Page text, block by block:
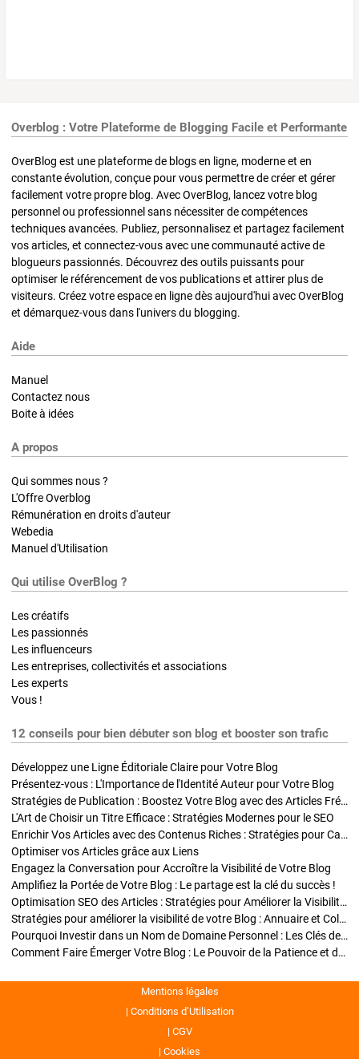
Overblog : Votre Plateforme de Blogging Facile et Performante
OverBlog est une plateforme de blogs en ligne, moderne et en
constante évolution, conçue pour vous permettre de créer et gérer
facilement votre propre blog. Avec OverBlog, lancez votre blog
personnel ou professionnel sans nécessiter de compétences
techniques avancées. Publiez, personnalisez et partagez facilement
vos articles, et connectez-vous avec une communauté active de
blogueurs passionnés. Découvrez des outils puissants pour
optimiser le référencement de vos publications et attirer plus de
visiteurs. Créez votre espace en ligne dès aujourd'hui avec OverBlog
et démarquez-vous dans l'univers du blogging.
Aide
Manuel
Contactez nous
Boite à idées
A propos
Qui sommes nous ?
L'Offre Overblog
Rémunération en droits d'auteur
Webedia
Manuel d'Utilisation
Qui utilise OverBlog ?
Les créatifs
Les passionnés
Les influenceurs
Les entreprises, collectivités et associations
Les experts
Vous !
12 conseils pour bien débuter son blog et booster son trafic
Développez une Ligne Éditoriale Claire pour Votre Blog
Présentez-vous : L'Importance de l'Identité Auteur pour Votre Blog
Stratégies de Publication : Boostez Votre Blog avec des Articles Fréquents et Exclusifs
L'Art de Choisir un Titre Efficace : Stratégies Modernes pour le SEO
Enrichir Vos Articles avec des Contenus Riches : Stratégies pour Captiver et Optimiser
Optimiser vos Articles grâce aux Liens
Engagez la Conversation pour Accroître la Visibilité de Votre Blog
Amplifiez la Portée de Votre Blog : Le partage est la clé du succès !
Optimisation SEO des Articles : Stratégies pour Améliorer la Visibilité de Votre Blog
Stratégies pour améliorer la visibilité de votre Blog : Annuaire et Collaborations
Pourquoi Investir dans un Nom de Domaine Personnel : Les Clés de la Réussite de Votre Blog
Comment Faire Émerger Votre Blog : Le Pouvoir de la Patience et de la Persévérance
Mentions légales
Conditions d’Utilisation
CGV
Cookies